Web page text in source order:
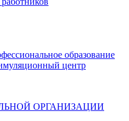
образование
центр
ОРГАНИЗАЦИИ